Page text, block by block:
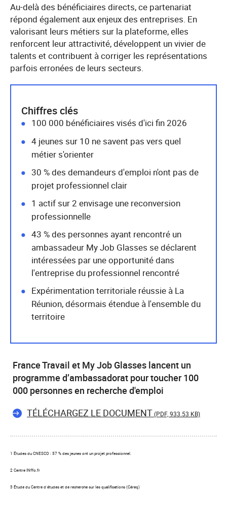
Au-delà des bénéficiaires directs, ce partenariat
répond également aux enjeux des entreprises. En
valorisant leurs métiers sur la plateforme, elles
renforcent leur attractivité, développent un vivier de
talents et contribuent à corriger les représentations
parfois erronées de leurs secteurs.
Chiffres clés
100 000 bénéficiaires visés d'ici fin 2026
4 jeunes sur 10 ne savent pas vers quel
métier s'orienter
30 % des demandeurs d'emploi n'ont pas de
projet professionnel clair
1 actif sur 2 envisage une reconversion
professionnelle
43 % des personnes ayant rencontré un
ambassadeur My Job Glasses se déclarent
intéressées par une opportunité dans
l'entreprise du professionnel rencontré
Expérimentation territoriale réussie à La
Réunion, désormais étendue à l'ensemble du
territoire
France Travail et My Job Glasses lancent un
programme d’ambassadorat pour toucher 100
000 personnes en recherche d'emploi
TÉLÉCHARGEZ LE DOCUMENT(PDF, 933.53 KB)
1 Études du CNESCO : 57 % des jeunes ont un projet professionnel.
2 Centre INffo.fr
3 Étude du Centre d’études et de recherche sur les qualifications (Céreq)